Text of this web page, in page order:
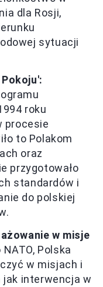
dla Rosji,
sytuacji
roku
procesie
to Polakom
oraz
przygotowało
standardów i
do polskiej
w misje
Polska
w misjach i
jak interwencja w